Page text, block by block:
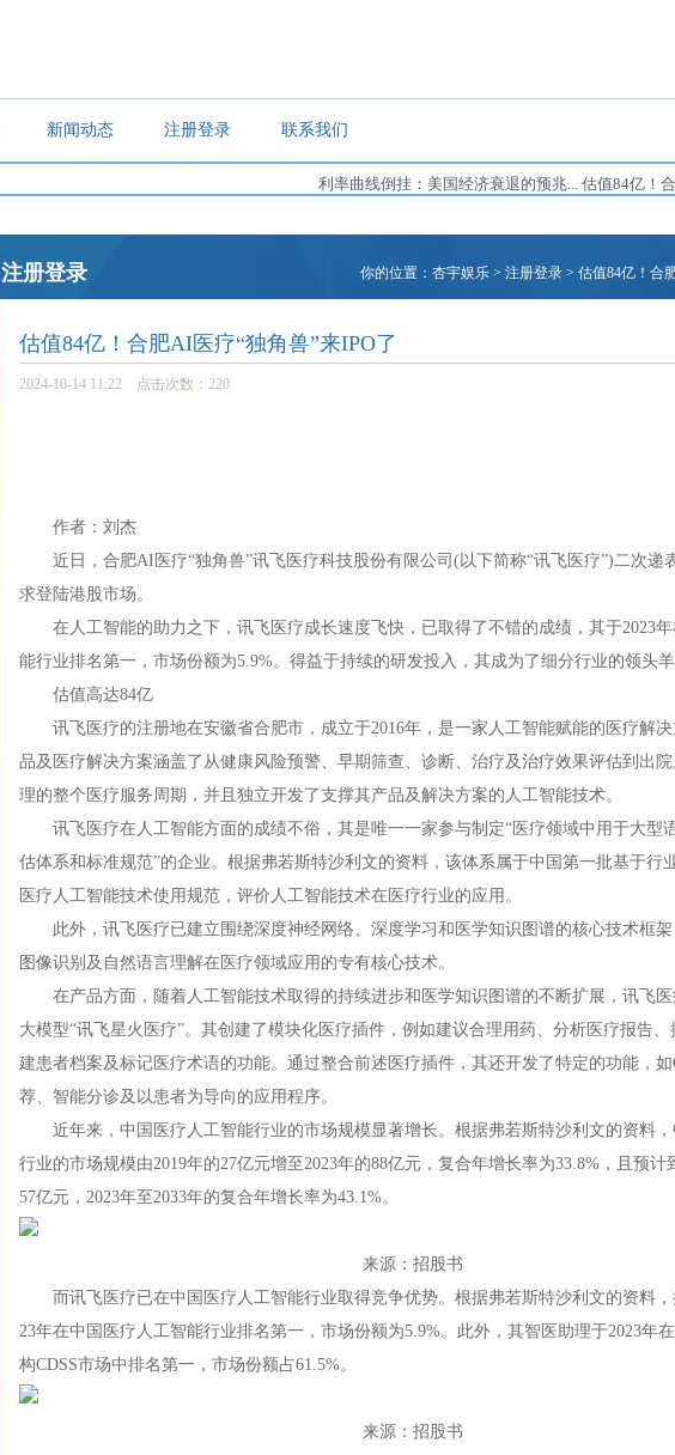
新闻动态 注册登录 联系我们
利率曲线倒挂：美国经济衰退的预兆... 估值84亿！合肥AI医
注册登录 你的位置： 杏宇娱乐 > 注册登录 > 估值84亿！合
估值84亿！合肥AI医疗“独角兽”来IPO了
2024-10-14 11:22 点击次数：220
作者：刘杰
近日，合肥AI医疗“独角兽”讯飞医疗科技股份有限公司(以下简称“讯飞医疗”)二次递
求登陆港股市场。
在人工智能的助力之下，讯飞医疗成长速度飞快，已取得了不错的成绩，其于2023
能行业排名第一，市场份额为5.9%。得益于持续的研发投入，其成为了细分行业的领头羊
估值高达84亿
讯飞医疗的注册地在安徽省合肥市，成立于2016年，是一家人工智能赋能的医疗解
品及医疗解决方案涵盖了从健康风险预警、早期筛查、诊断、治疗及治疗效果评估到出
理的整个医疗服务周期，并且独立开发了支撑其产品及解决方案的人工智能技术。
讯飞医疗在人工智能方面的成绩不俗，其是唯一一家参与制定“医疗领域中用于大型
估体系和标准规范”的企业。根据弗若斯特沙利文的资料，该体系属于中国第一批基于行
医疗人工智能技术使用规范，评价人工智能技术在医疗行业的应用。
此外，讯飞医疗已建立围绕深度神经网络、深度学习和医学知识图谱的核心技术框架
图像识别及自然语言理解在医疗领域应用的专有核心技术。
在产品方面，随着人工智能技术取得的持续进步和医学知识图谱的不断扩展，讯飞
大模型“讯飞星火医疗”。其创建了模块化医疗插件，例如建议合理用药、分析医疗报告、
建患者档案及标记医疗术语的功能。通过整合前述医疗插件，其还开发了特定的功能，如
荐、智能分诊及以患者为导向的应用程序。
近年来，中国医疗人工智能行业的市场规模显著增长。根据弗若斯特沙利文的资料
行业的市场规模由2019年的27亿元增至2023年的88亿元，复合年增长率为33.8%，且预计
57亿元，2023年至2033年的复合年增长率为43.1%。
来源：招股书
而讯飞医疗已在中国医疗人工智能行业取得竞争优势。根据弗若斯特沙利文的资料
23年在中国医疗人工智能行业排名第一，市场份额为5.9%。此外，其智医助理于2023年
构CDSS市场中排名第一，市场份额占61.5%。
来源：招股书